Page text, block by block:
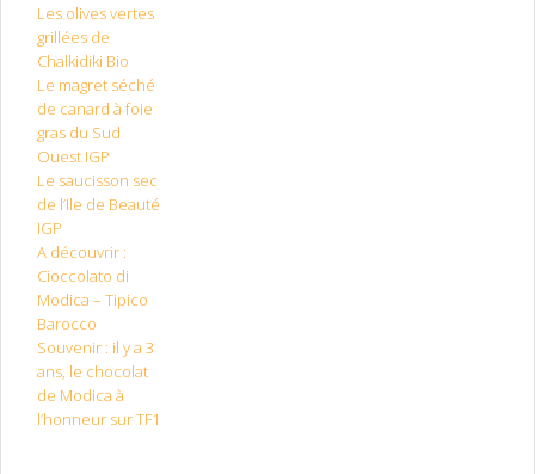
Les olives vertes
grillées de
Chalkidiki Bio
Le magret séché
de canard à foie
gras du Sud
Ouest IGP
Le saucisson sec
de l’Ile de Beauté
IGP
A découvrir :
Cioccolato di
Modica – Tipico
Barocco
Souvenir : il y a 3
ans, le chocolat
de Modica à
l’honneur sur TF1